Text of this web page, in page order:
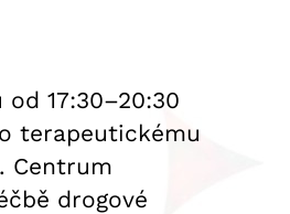
17:30–20:30
terapeutickému
Centrum
drogové